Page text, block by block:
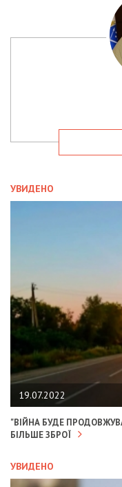
УВИДЕНО
19.07.2022
"ВІЙНА БУДЕ
БІЛЬШЕ ЗБРОЇ
УВИДЕНО